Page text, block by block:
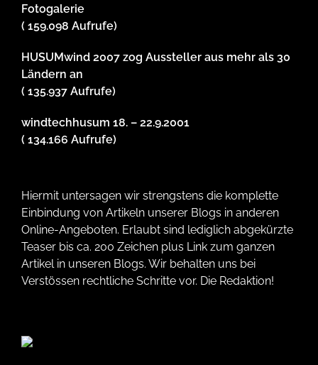
Fotogalerie
( 159.098 Aufrufe)
HUSUMwind 2007 zog Aussteller aus mehr als 30
Ländern an
( 135.937 Aufrufe)
windtechhusum 18. – 22.9.2001
( 134.166 Aufrufe)
Hiermit untersagen wir strengstens die komplette
Einbindung von Artikeln unserer Blogs in anderen
Online-Angeboten. Erlaubt sind lediglich abgekürzte
Teaser bis ca. 200 Zeichen plus Link zum ganzen
Artikel in unseren Blogs. Wir behalten uns bei
Verstössen rechtliche Schritte vor. Die Redaktion!